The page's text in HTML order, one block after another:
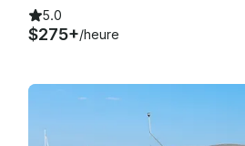
5.0
$275+/heure